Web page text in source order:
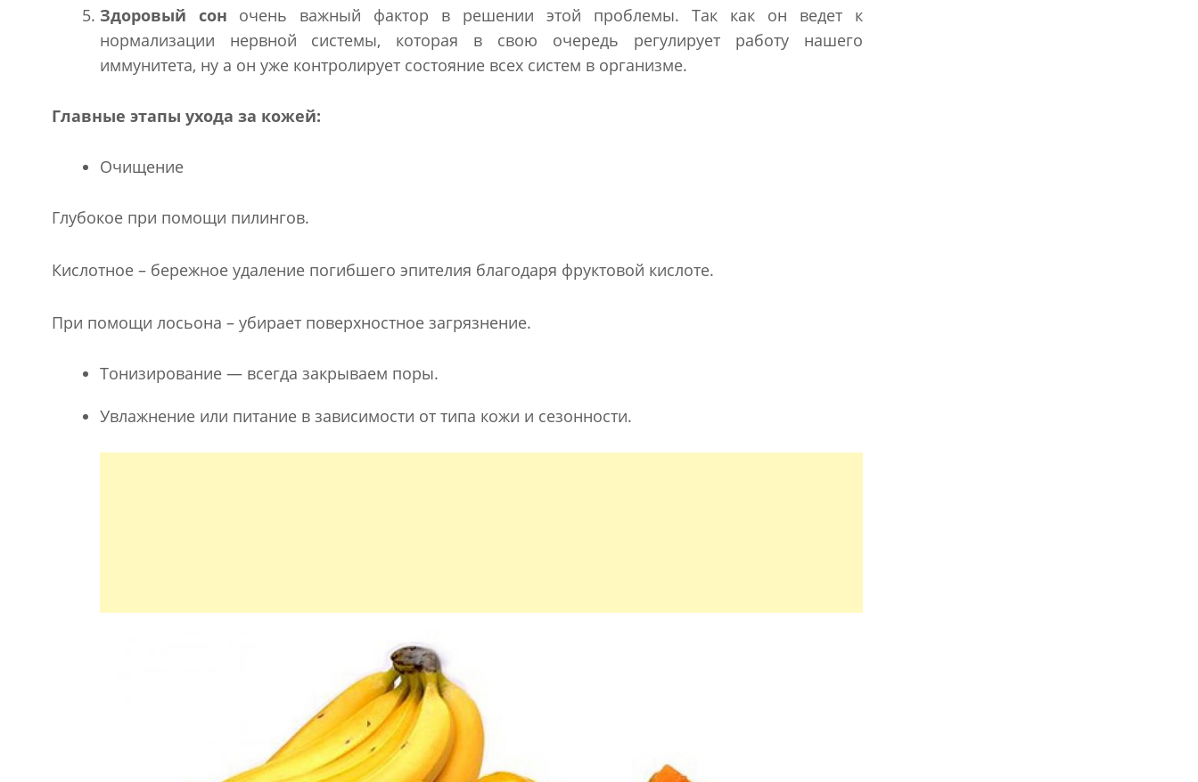
Здоровый сон очень важный фактор в решении этой проблемы. Так как он ведет к
нормализации нервной системы, которая в свою очередь регулирует работу нашего
иммунитета, ну а он уже контролирует состояние всех систем в организме.
Главные этапы ухода за кожей:
Очищение
Глубокое при помощи пилингов.
Кислотное – бережное удаление погибшего эпителия благодаря фруктовой кислоте.
При помощи лосьона – убирает поверхностное загрязнение.
Тонизирование — всегда закрываем поры.
Увлажнение или питание в зависимости от типа кожи и сезонности.